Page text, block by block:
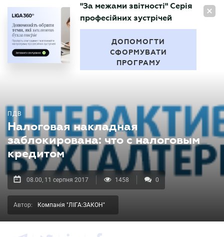
UA
БУХГАЛТЕР
"За межами звітності" Серія
професійних зустрічей
ДОПОМОГТИ
СФОРМУВАТИ
ПРОГРАМУ
ПДВ
Налоговая накладная
заблокирована: что с налоговым
кредитом
08.00, 11 серпня 2017 1458 0
Автор: Компанія "ЛІГА:ЗАКОН"